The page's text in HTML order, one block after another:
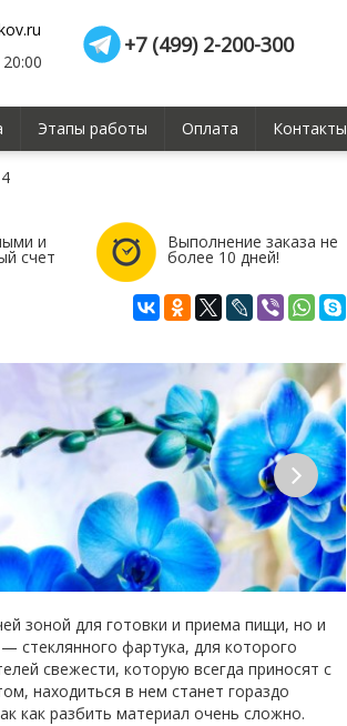
+7 (499) 2-200-300
Этапы работы Оплата Контакты
и
счет
Выполнение заказа не
более 10 дней!
зоной для готовки и приема пищи, но и
стеклянного фартука, для которого
свежести, которую всегда приносят с
находиться в нем станет гораздо
как разбить материал очень сложно.